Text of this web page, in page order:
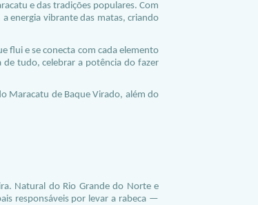
e das tradições populares. Com
energia vibrante das matas, criando
flui e se conecta com cada elemento
de tudo, celebrar a potência do fazer
Maracatu de Baque Virado, além do
Natural do Rio Grande do Norte e
responsáveis por levar a rabeca —